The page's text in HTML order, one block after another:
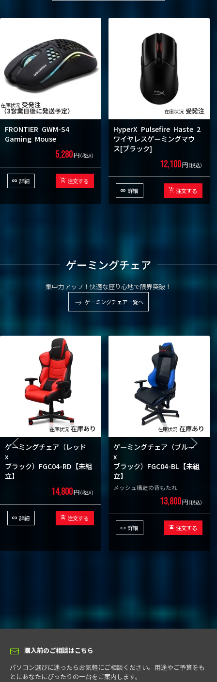
受発注
（3営業日後に発送予定）
FRONTIER GWM-S4
Gaming Mouse
5,280円（税込）
詳細 注文する
受発注
HyperX Pulsefire Haste 2
ワイヤレスゲーミングマウ
ス[ブラック]
12,100円（税込）
詳細 注文する
ゲーミングチェア
集中力アップ！快適な座り心地で限界突破！
ゲーミングチェア一覧へ
在庫あり
ゲーミングチェア（レッド
x
ブラック）FGC04-RD【未組
立】
14,800円（税込）
詳細 注文する
在庫あり
ゲーミングチェア（ブルー
x
ブラック）FGC04-BL【未組
立】
メッシュ構造の背もたれ
13,800円（税込）
詳細 注文する
購入前のご相談はこちら
パソコン選びに迷ったらお気軽にご相談ください。用途やご予算をも
とにあなたにぴったりの一台をご案内します。